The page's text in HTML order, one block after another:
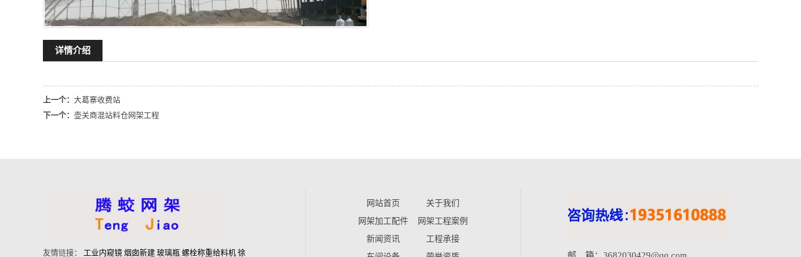
详情介绍
上一个： 大葛寨收费站
下一个： 壶关商混站料仓网架工程
友情链接： 工业内窥镜 烟囱新建 玻璃瓶 螺栓称重给料机 徐
网站首页
关于我们
网架加工配件
网架工程案例
新闻资讯
工程承接